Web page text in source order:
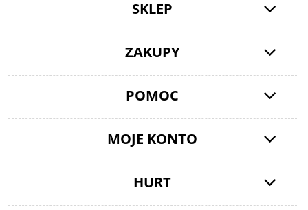
SKLEP
ZAKUPY
POMOC
MOJE KONTO
HURT